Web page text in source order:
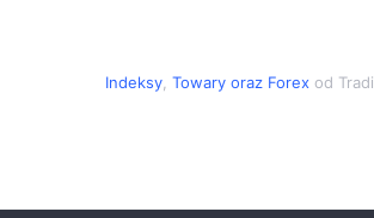
Indeksy, Towary oraz Forexod